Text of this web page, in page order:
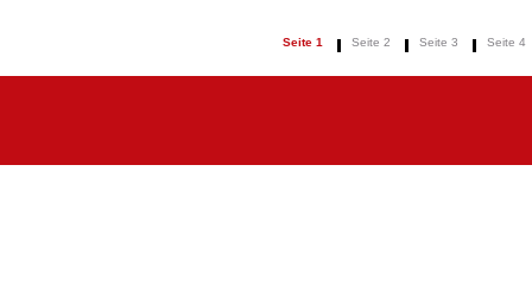
Seite 1 Seite 2 Seite 3 Seite 4